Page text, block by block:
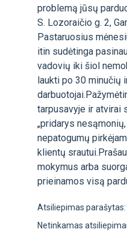
problemą jūsų
S. Lozoraičio g. 2,
Pastaruosius
itin sudėtinga
vadovių iki šiol
laukti po 30 minučių
tarpusavyje ir atvirai
„pridarys
nepatogumų
klientų
mokymus arba
prieinamos visą
Atsiliepimas
Netinkamas